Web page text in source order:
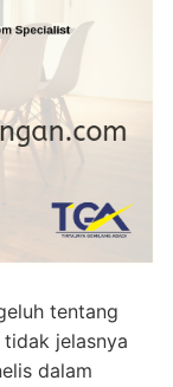
tentang
jelasnya
dalam